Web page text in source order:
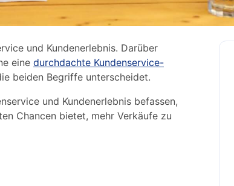
und Kundenerlebnis. Darüber
einedurchdachte Kundenservice-
beiden Begriffe unterscheidet.
und Kundenerlebnis befassen,
Chancen bietet, mehr Verkäufe zu